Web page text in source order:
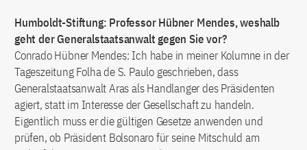
Humboldt-Stiftung: Professor Hübner Mendes, weshalb
geht der Generalstaatsanwalt gegen Sie vor?
Conrado Hübner Mendes: Ich habe in meiner Kolumne in der
Tageszeitung Folha de S. Paulo geschrieben, dass
Generalstaatsanwalt Aras als Handlanger des Präsidenten
agiert, statt im Interesse der Gesellschaft zu handeln.
Eigentlich muss er die gültigen Gesetze anwenden und
prüfen, ob Präsident Bolsonaro für seine Mitschuld am